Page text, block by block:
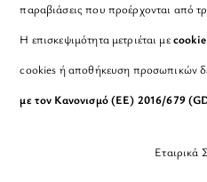
παραβιάσεις που προέρχονται από
Η επισκεψιμότητα μετριέται με
cookies ή αποθήκευση προσωπικών
με τον Κανονισμό (ΕΕ) 2016/679
Εταιρικά